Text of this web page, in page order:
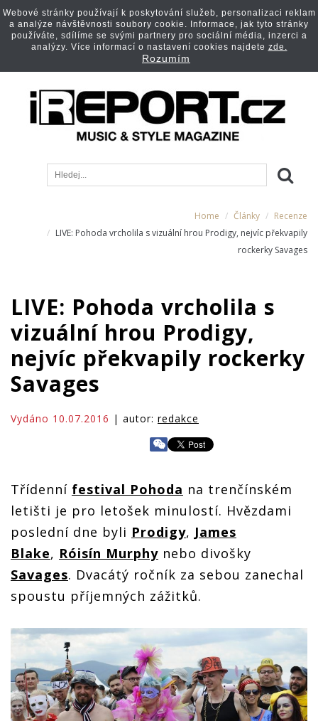
Home Články
Recenze
LIVE: Pohoda vrcholila s vizuální hrou Prodigy, nejvíc překvapily
rockerky Savages
LIVE: Pohoda vrcholila s
vizuální hrou Prodigy,
nejvíc překvapily rockerky
Savages
Vydáno 10.07.2016 | autor: redakce
Třídenní festival Pohoda na trenčínském
letišti je pro letošek minulostí. Hvězdami
poslední dne byli Prodigy, James
Blake, Róisín Murphy nebo divošky
Savages. Dvacátý ročník za sebou zanechal
spoustu příjemných zážitků.
Webové stránky používají k poskytování služeb, personalizaci reklam
a analýze návštěvnosti soubory cookie. Informace, jak tyto stránky
používáte, sdílíme se svými partnery pro sociální média, inzerci a
analýzy. Více informací o nastavení cookies najdete zde.
Rozumím